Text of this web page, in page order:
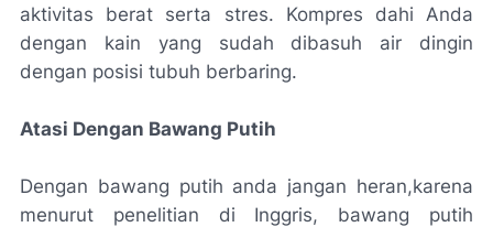
aktivitas berat serta stres. Kompres dahi Anda
dengan kain yang sudah dibasuh air dingin
dengan posisi tubuh berbaring.
Atasi Dengan Bawang Putih
Dengan bawang putih anda jangan heran,karena
menurut penelitian di Inggris, bawang putih